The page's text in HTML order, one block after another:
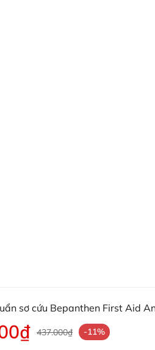
sơ cứu Bepanthen First Aid
437.000₫ -11%